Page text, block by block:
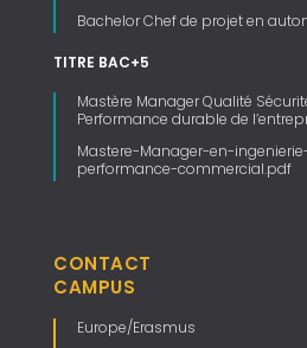
Bachelor Chef de projet en
TITRE BAC+5
Mastère Manager Qualité
Performance durable de
Mastere-Manager-en-
performance-commercial.pdf
CONTACT
CAMPUS
Europe/Erasmus